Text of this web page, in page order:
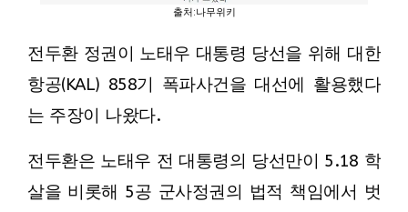
출처:나무위키
전두환 정권이 노태우 대통령 당선을 위해 대한
항공(KAL) 858기 폭파사건을 대선에 활용했다
는 주장이 나왔다.
전두환은 노태우 전 대통령의 당선만이 5.18 학
살을 비롯해 5공 군사정권의 법적 책임에서 벗